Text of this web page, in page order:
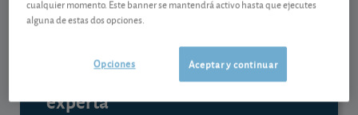
Contenido reservado a SOCIOS
Gestiona tu dinero con visión
experta
cualquier momento. Este banner se mantendrá activo hasta que ejecutes
alguna de estas dos opciones.
Aceptar y continuar
Opciones